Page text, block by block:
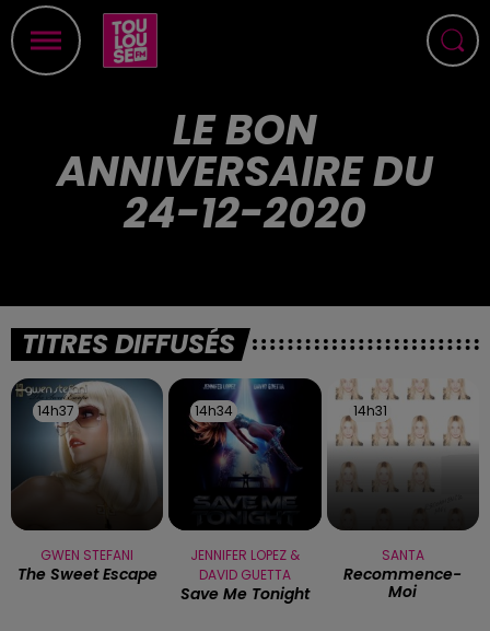
LE BON
ANNIVERSAIRE DU
24-12-2020
TITRES DIFFUSÉS
14h37
14h37
GWEN STEFANI
The Sweet Escape
14h34
14h34
JENNIFER LOPEZ &
DAVID GUETTA
Save Me Tonight
14h31
14h31
SANTA
Recommence-
Moi